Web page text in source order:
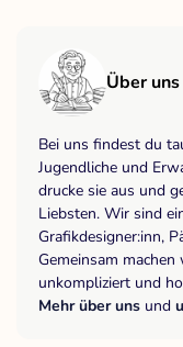
Über
Bei uns findest du
Jugendliche und
drucke sie aus und
Liebsten. Wir sind
Grafikdesigner:inn,
Gemeinsam
unkompliziert und
Mehr über uns und